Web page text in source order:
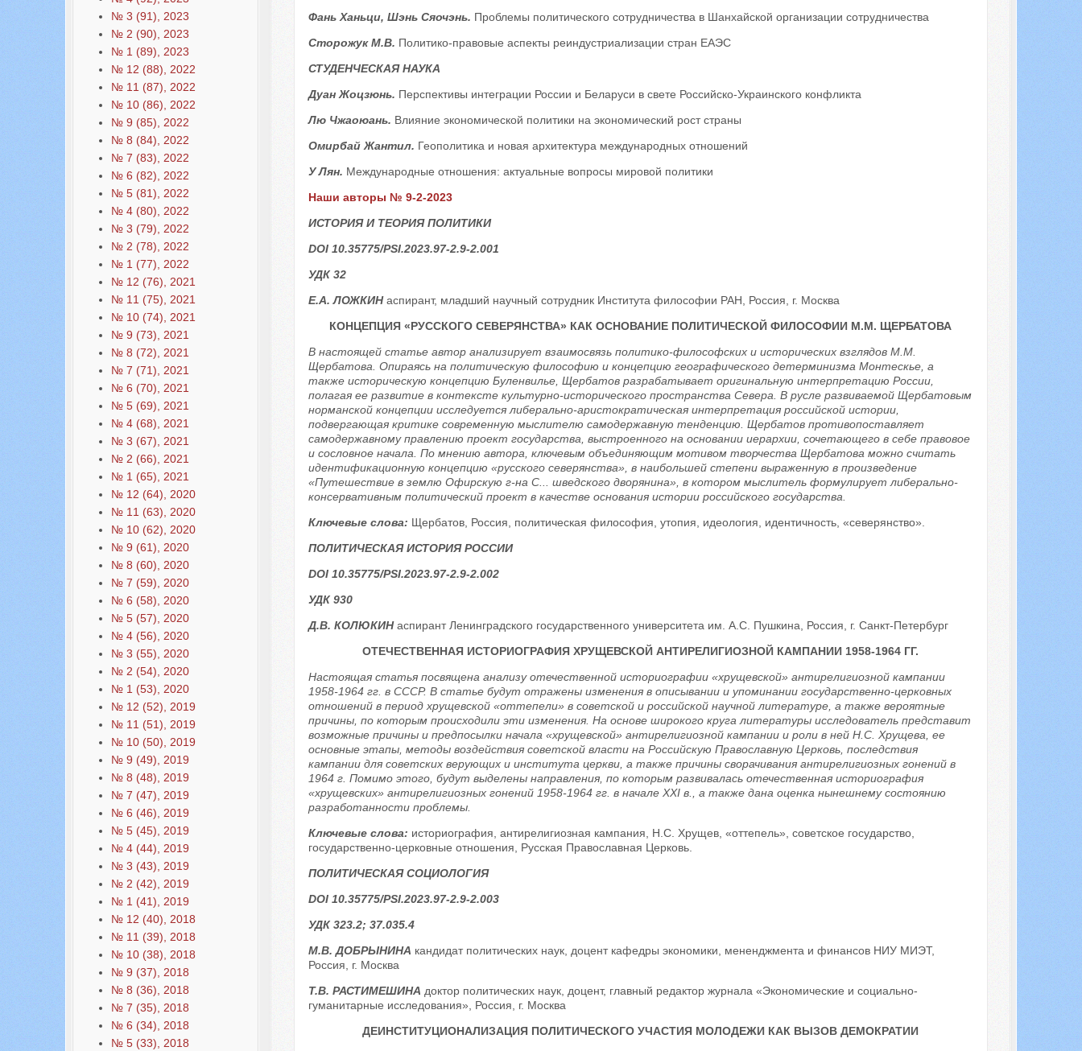
№ 3 (91), 2023
№ 2 (90), 2023
№ 1 (89), 2023
№ 12 (88), 2022
№ 11 (87), 2022
№ 10 (86), 2022
№ 9 (85), 2022
№ 8 (84), 2022
№ 7 (83), 2022
№ 6 (82), 2022
№ 5 (81), 2022
№ 4 (80), 2022
№ 3 (79), 2022
№ 2 (78), 2022
№ 1 (77), 2022
№ 12 (76), 2021
№ 11 (75), 2021
№ 10 (74), 2021
№ 9 (73), 2021
№ 8 (72), 2021
№ 7 (71), 2021
№ 6 (70), 2021
№ 5 (69), 2021
№ 4 (68), 2021
№ 3 (67), 2021
№ 2 (66), 2021
№ 1 (65), 2021
№ 12 (64), 2020
№ 11 (63), 2020
№ 10 (62), 2020
№ 9 (61), 2020
№ 8 (60), 2020
№ 7 (59), 2020
№ 6 (58), 2020
№ 5 (57), 2020
№ 4 (56), 2020
№ 3 (55), 2020
№ 2 (54), 2020
№ 1 (53), 2020
№ 12 (52), 2019
№ 11 (51), 2019
№ 10 (50), 2019
№ 9 (49), 2019
№ 8 (48), 2019
№ 7 (47), 2019
№ 6 (46), 2019
№ 5 (45), 2019
№ 4 (44), 2019
№ 3 (43), 2019
№ 2 (42), 2019
№ 1 (41), 2019
№ 12 (40), 2018
№ 11 (39), 2018
№ 10 (38), 2018
№ 9 (37), 2018
№ 8 (36), 2018
№ 7 (35), 2018
№ 6 (34), 2018
№ 5 (33), 2018
Фань Ханьци, Шэнь Сяочэнь. Проблемы политического сотрудничества в Шанхайской организации сотрудничества
Сторожук М.В. Политико-правовые аспекты реиндустриализации стран ЕАЭС
СТУДЕНЧЕСКАЯ НАУКА
Дуан Жоцзюнь. Перспективы интеграции России и Беларуси в свете Российско-Украинского конфликта
Лю Чжаоюань. Влияние экономической политики на экономический рост страны
Омирбай Жантил. Геополитика и новая архитектура международных отношений
У Лян. Международные отношения: актуальные вопросы мировой политики
Наши авторы № 9-2-2023
ИСТОРИЯ И ТЕОРИЯ ПОЛИТИКИ
DOI 10.35775/PSI.2023.97-2.9-2.001
УДК 32
Е.А. ЛОЖКИНаспирант, младший научный сотрудник Института философии РАН, Россия, г. Москва
КОНЦЕПЦИЯ «РУССКОГО СЕВЕРЯНСТВА» КАК ОСНОВАНИЕ ПОЛИТИЧЕСКОЙ ФИЛОСОФИИ М.М. ЩЕРБАТОВА
В настоящей статье автор анализирует взаимосвязь политико-философских и исторических взглядов М.М.
Щербатова. Опираясь на политическую философию и концепцию географического детерминизма Монтескье, а
также историческую концепцию Буленвилье, Щербатов разрабатывает оригинальную интерпретацию России,
полагая ее развитие в контексте культурно-исторического пространства Севера. В русле развиваемой Щербатовым
норманской концепции исследуется либерально-аристократическая интерпретация российской истории,
подвергающая критике современную мыслителю самодержавную тенденцию. Щербатов противопоставляет
самодержавному правлению проект государства, выстроенного на основании иерархии, сочетающего в себе правовое
и сословное начала. По мнению автора, ключевым объединяющим мотивом творчества Щербатова можно считать
идентификационную концепцию «русского северянства», в наибольшей степени выраженную в произведение
«Путешествие в землю Офирскую г-на С... шведского дворянина», в котором мыслитель формулирует либерально-
консервативным политический проект в качестве основания истории российского государства.
Ключевые слова: Щербатов, Россия, политическая философия, утопия, идеология, идентичность, «северянство».
ПОЛИТИЧЕСКАЯ ИСТОРИЯ РОССИИ
DOI 10.35775/PSI.2023.97-2.9-2.002
УДК 930
Д.В. КОЛЮКИНаспирант Ленинградского государственного университета им. А.С. Пушкина, Россия, г. Санкт-Петербург
ОТЕЧЕСТВЕННАЯ ИСТОРИОГРАФИЯ ХРУЩЕВСКОЙ АНТИРЕЛИГИОЗНОЙ КАМПАНИИ 1958-1964 ГГ.
Настоящая статья посвящена анализу отечественной историографии «хрущевской» антирелигиозной кампании
1958-1964 гг. в СССР. В статье будут отражены изменения в описывании и упоминании государственно-церковных
отношений в период хрущевской «оттепели» в советской и российской научной литературе, а также вероятные
причины, по которым происходили эти изменения. На основе широкого круга литературы исследователь представит
возможные причины и предпосылки начала «хрущевской» антирелигиозной кампании и роли в ней Н.С. Хрущева, ее
основные этапы, методы воздействия советской власти на Российскую Православную Церковь, последствия
кампании для советских верующих и института церкви, а также причины сворачивания антирелигиозных гонений в
1964 г. Помимо этого, будут выделены направления, по которым развивалась отечественная историография
«хрущевских» антирелигиозных гонений 1958-1964 гг. в начале XXI в., а также дана оценка нынешнему состоянию
разработанности проблемы.
Ключевые слова: историография, антирелигиозная кампания, Н.С. Хрущев, «оттепель», советское государство,
государственно-церковные отношения, Русская Православная Церковь.
ПОЛИТИЧЕСКАЯ СОЦИОЛОГИЯ
DOI 10.35775/PSI.2023.97-2.9-2.003
УДК 323.2; 37.035.4
М.В. ДОБРЫНИНА кандидат политических наук, доцент кафедры экономики, мененджмента и финансов НИУ МИЭТ,
Россия, г. Москва
Т.В. РАСТИМЕШИНА доктор политических наук, доцент, главный редактор журнала «Экономические и социально-
гуманитарные исследования», Россия, г. Москва
ДЕИНСТИТУЦИОНАЛИЗАЦИЯ ПОЛИТИЧЕСКОГО УЧАСТИЯ МОЛОДЕЖИ КАК ВЫЗОВ ДЕМОКРАТИИ